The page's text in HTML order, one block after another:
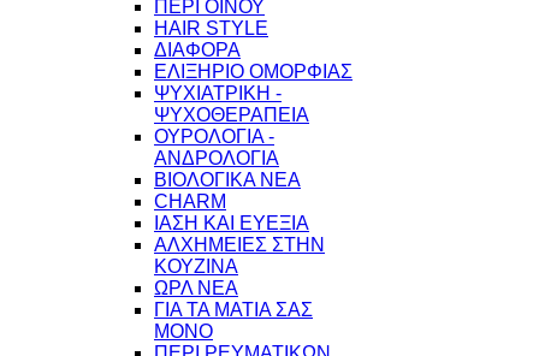
ΠΕΡΙ ΟΙΝΟΥ
HAIR STYLE
ΔΙΑΦΟΡΑ
ΕΛΙΞΗΡΙΟ ΟΜΟΡΦΙΑΣ
ΨΥΧΙΑΤΡΙΚΗ -
ΨΥΧΟΘΕΡΑΠΕΙΑ
ΟΥΡΟΛΟΓΙΑ -
ΑΝΔΡΟΛΟΓΙΑ
ΒΙΟΛΟΓΙΚΑ ΝΕΑ
CHARM
ΙΑΣΗ ΚΑΙ ΕΥΕΞΙΑ
ΑΛΧΗΜΕΙΕΣ ΣΤΗΝ
ΚΟΥΖΙΝΑ
ΩΡΛ ΝEA
ΓΙΑ ΤΑ ΜΑΤΙΑ ΣΑΣ
ΜΟΝΟ